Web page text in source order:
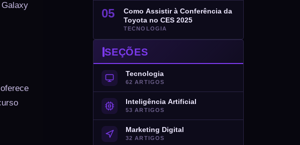
05
Como Assistir à Conferência da
Toyota no CES 2025
TECNOLOGIA
SEÇÕES
Tecnologia
62 ARTIGOS
Inteligência Artificial
53 ARTIGOS
Marketing Digital
32 ARTIGOS